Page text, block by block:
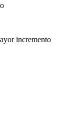
incremento